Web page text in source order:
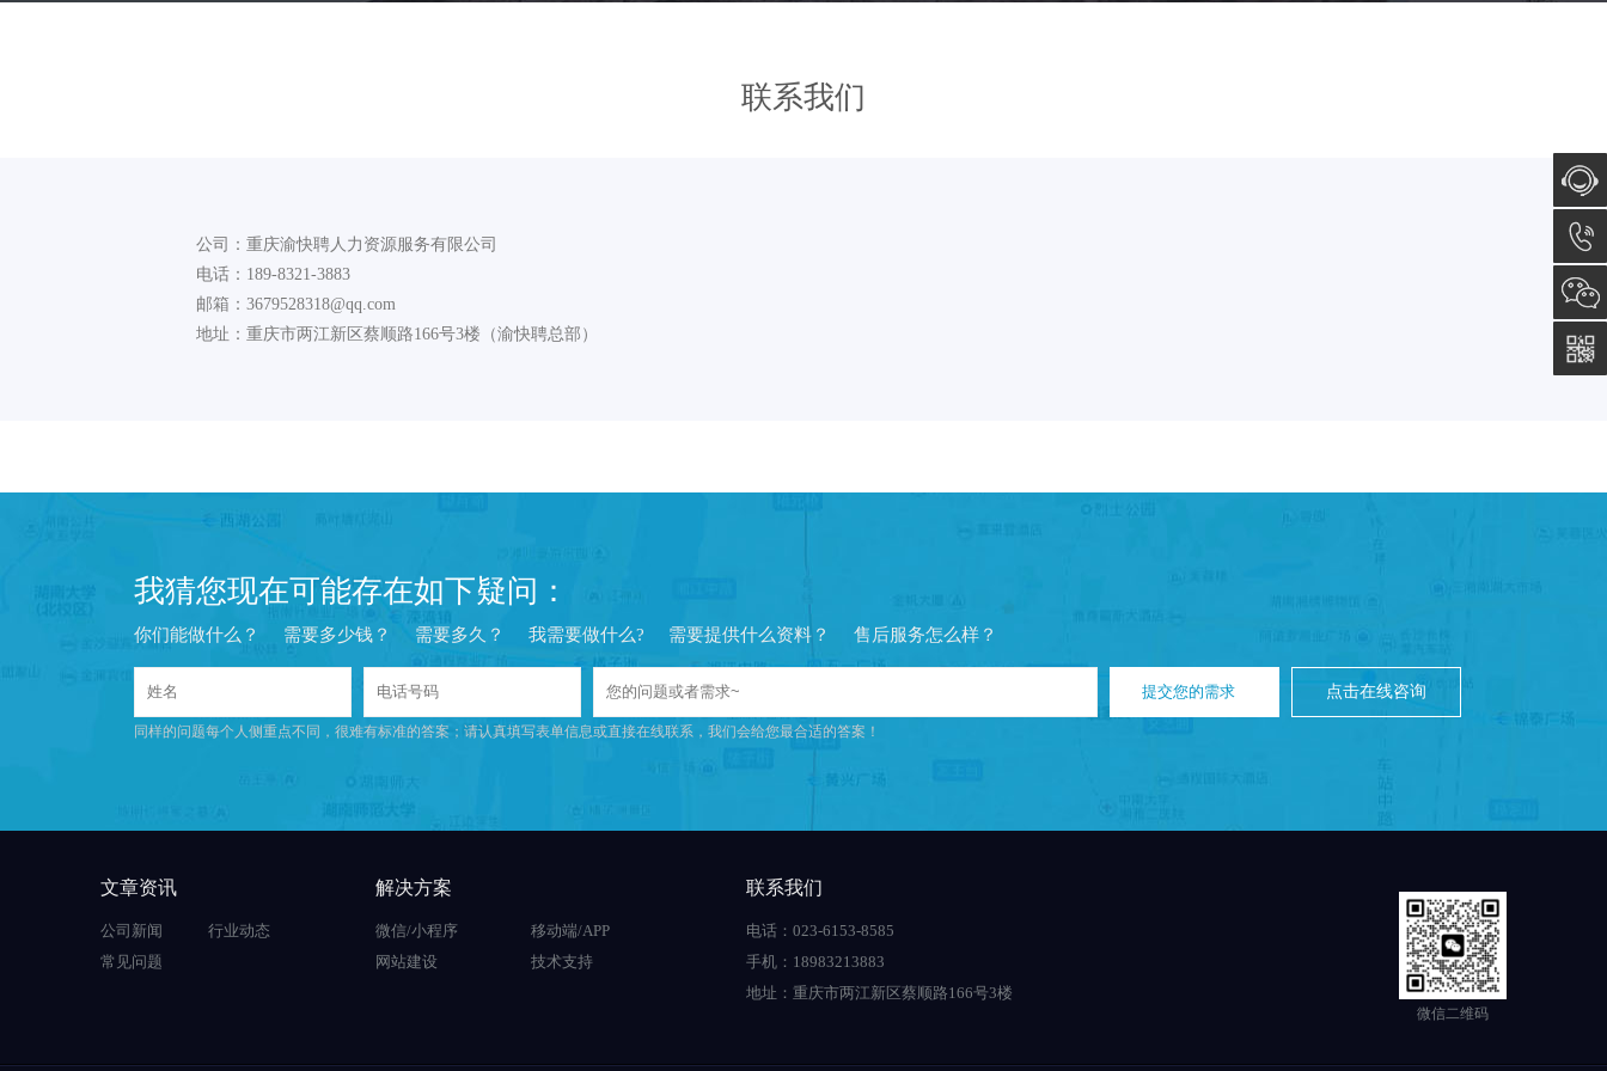
联系我们
公司：重庆渝快聘人力资源服务有限公司
电话：189-8321-3883
邮箱：3679528318@qq.com
地址：重庆市两江新区蔡顺路166号3楼（渝快聘总部）
我猜您现在可能存在如下疑问：
你们能做什么？ 需要多少钱？ 需要多久？ 我需要做什么? 需要提供什么资料？ 售后服务怎么样？
提交您的需求 点击在线咨询
同样的问题每个人侧重点不同，很难有标准的答案；请认真填写表单信息或直接在线联系，我们会给您最合适的答案！
文章资讯
公司新闻
行业动态
常见问题
解决方案
微信/小程序
移动端/APP
网站建设
技术支持
联系我们
电话：023-6153-8585
手机：18983213883
地址：重庆市两江新区蔡顺路166号3楼
微信二维码
在线咨
询
023-
6153-